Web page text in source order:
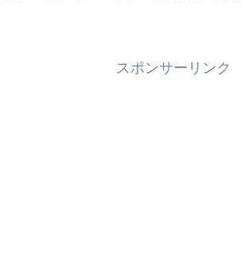
スポンサーリンク